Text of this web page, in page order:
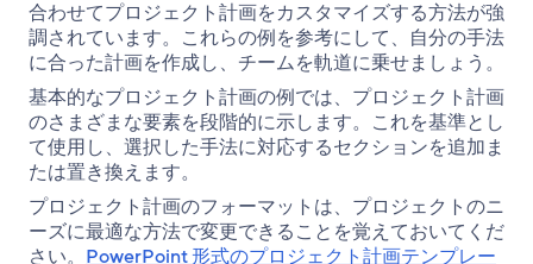
合わせてプロジェクト計画をカスタマイズする方法が強
調されています。これらの例を参考にして、自分の手法
に合った計画を作成し、チームを軌道に乗せましょう。
基本的なプロジェクト計画の例では、プロジェクト計画
のさまざまな要素を段階的に示します。これを基準とし
て使用し、選択した手法に対応するセクションを追加ま
たは置き換えます。
プロジェクト計画のフォーマットは、プロジェクトのニ
ーズに最適な方法で変更できることを覚えておいてくだ
さい。 PowerPoint 形式のプロジェクト計画テンプレー